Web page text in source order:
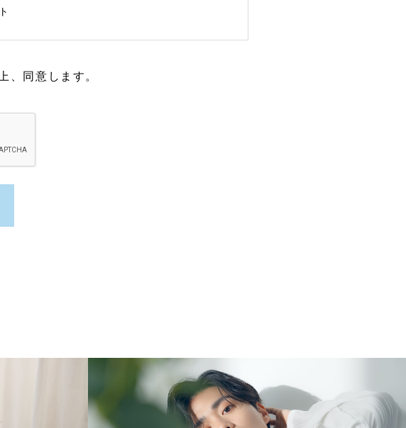
部を外部の委託先へ提供する場合がありま
される場合は、ご本人であることを確認さ
。
、同意します。